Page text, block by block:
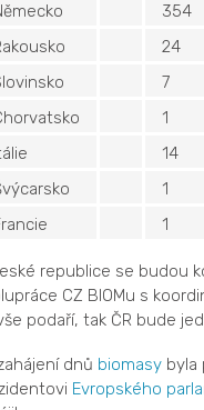
354
24
7
1
14
1
1
republice se budou
CZ BIOMu s
podaří, tak ČR bude
dnů biomasybyla
Evropského